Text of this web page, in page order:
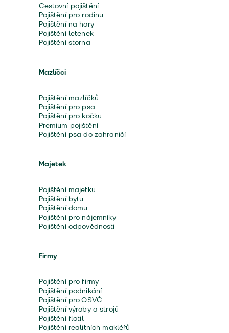
Cestovní pojištění
Pojištění pro rodinu
Pojištění na hory
Pojištění letenek
Pojištění storna
Mazlíčci
Pojištění mazlíčků
Pojištění pro psa
Pojištění pro kočku
Premium pojištění
Pojištění psa do zahraničí
Majetek
Pojištění majetku
Pojištění bytu
Pojištění domu
Pojištění pro nájemníky
Pojištění odpovědnosti
Firmy
Pojištění pro firmy
Pojištění podnikání
Pojištění pro OSVČ
Pojištění výroby a strojů
Pojištění flotil
Pojištění realitních makléřů